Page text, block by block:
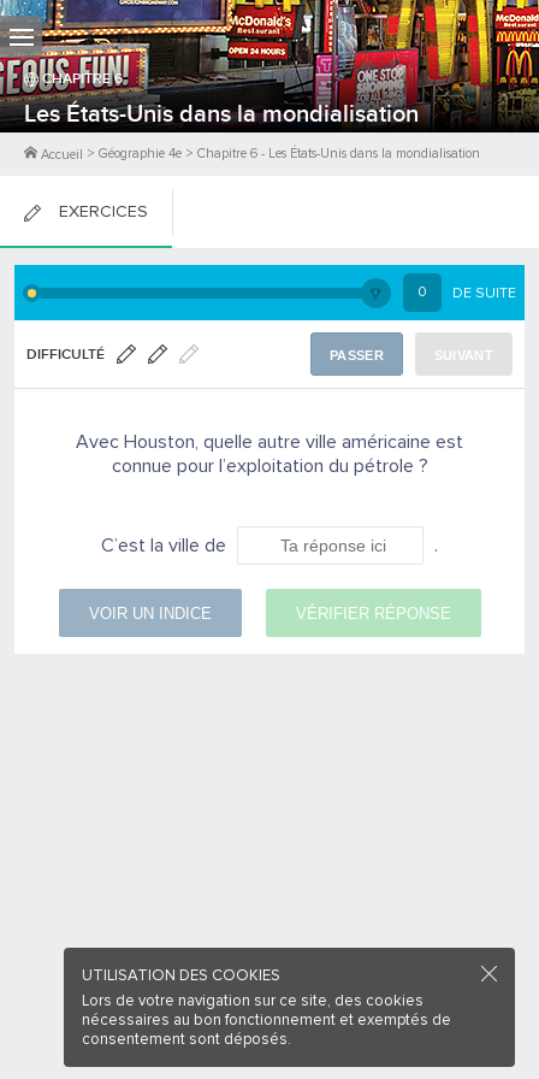
CHAPITRE6
Les États-Unis dans la mondialisation
Accueil > Géographie 4e > Chapitre 6 - Les États-Unis dans la mondialisation
EXERCICES
FICHES DE COURS 0 DE SUITE
DIFFICULTÉ PASSER SUIVANT
Avec Houston, quelle autre ville américaine est
connue pour l’exploitation du pétrole ?
C’est la ville de .
VOIR UN INDICE VÉRIFIER RÉPONSE
UTILISATION DES COOKIES
Lors de votre navigation sur ce site, des cookies
nécessaires au bon fonctionnement et exemptés de
consentement sont déposés.